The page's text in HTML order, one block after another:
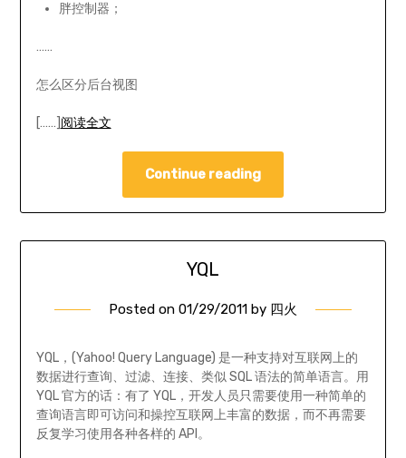
胖控制器；
……
怎么区分后台视图
[……] 阅读全文
Continue reading
YQL
Posted on 01/29/2011 by 四火
YQL，(Yahoo! Query Language) 是一种支持对互联网上的
数据进行查询、过滤、连接、类似 SQL 语法的简单语言。用
YQL 官方的话：有了 YQL，开发人员只需要使用一种简单的
查询语言即可访问和操控互联网上丰富的数据，而不再需要
反复学习使用各种各样的 API。